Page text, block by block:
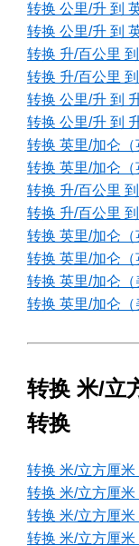
转换 公里/升 到
转换 公里/升 到
转换 升/百公里
转换 升/百公里
转换 公里/升 到
转换 公里/升 到
转换 英里/加仑
转换 英里/加仑
转换 升/百公里
转换 升/百公里
转换 英里/加仑（
转换 英里/加仑（
转换 英里/加仑（
转换 英里/加仑（
转换 米/立
转换
转换 米/立方厘米
转换 米/立方厘米
转换 米/立方厘米
转换 米/立方厘